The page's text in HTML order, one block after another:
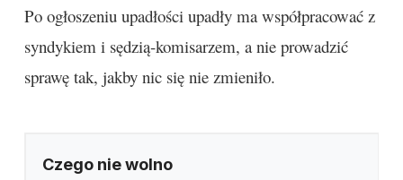
Po ogłoszeniu upadłości upadły ma współpracować z
syndykiem i sędzią-komisarzem, a nie prowadzić
sprawę tak, jakby nic się nie zmieniło.
Czego nie wolno